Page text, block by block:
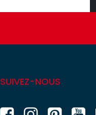
SUIVEZ-NOUS